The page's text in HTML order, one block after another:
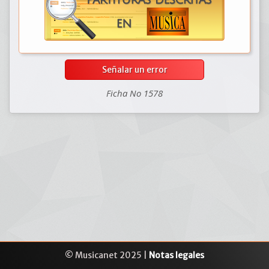
Señalar un error
Ficha No 1578
© Musicanet 2025 | Notas legales